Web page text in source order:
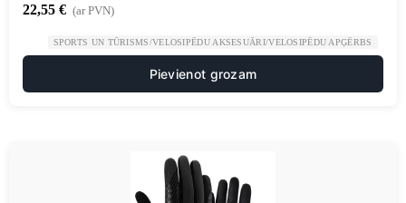
22,55 € (ar PVN)
SPORTS UN TŪRISMS/VELOSIPĒDU AKSESUĀRI/VELOSIPĒDU APĢĒRBS
Pievienot grozam